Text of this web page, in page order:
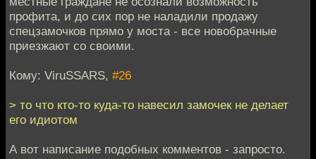
профита, и до сих пор не наладили продажу
спецзамочков прямо у моста - все новобрачные
приезжают со своими.
Кому: ViruSSARS, #26
> то что кто-то куда-то навесил замочек не делает
его идиотом
А вот написание подобных комментов - запросто.